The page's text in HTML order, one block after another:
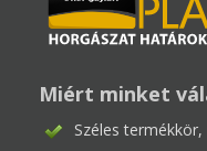
Miért minket
Széles